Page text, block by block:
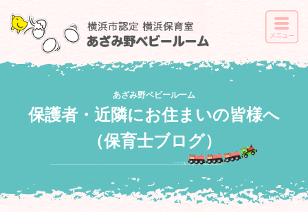
あざみ野ベビールーム
保護者・近隣にお住まいの皆様へ
（保育士ブログ）